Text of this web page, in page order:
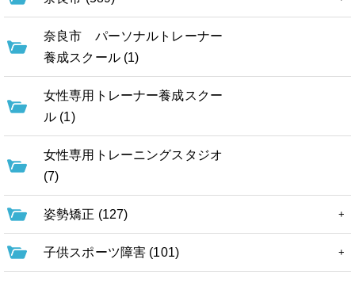
奈良市 パーソナルトレーナー
養成スクール (1)
女性専用トレーナー養成スクー
ル (1)
女性専用トレーニングスタジオ
(7)
姿勢矯正 (127)
子供スポーツ障害 (101)